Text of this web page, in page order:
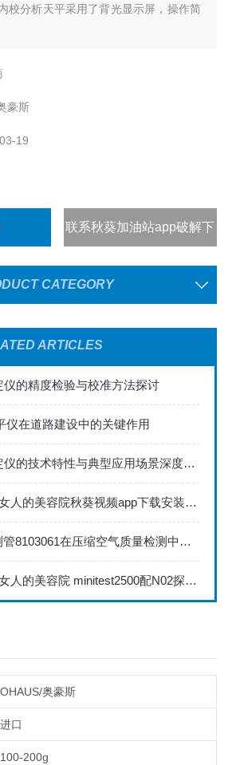
内校分析天平采用了背光显示屏，操作简
豪斯
19
联系秋葵加油站app破解下
载
CATEGORY
ARTICLES
仪的精度检验与校准方法探讨
仪在道路建设中的关键作用
Mini-Max测定仪的技术特性与典型应用场景深度解读
秋葵视频app女人的美容院秋葵视频app下载安装735FN1.5正确的校准步骤
德尔格水检测管8103061在压缩空气质量检测中的应用
秋葵视频app女人的美容院 minitest2500配N02探头如何两点校准？
OHAUS/奥豪斯
进口
100-200g